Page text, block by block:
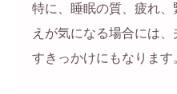
特に、睡眠の質、疲れ
えが気になる場合には
すきっかけにもなります